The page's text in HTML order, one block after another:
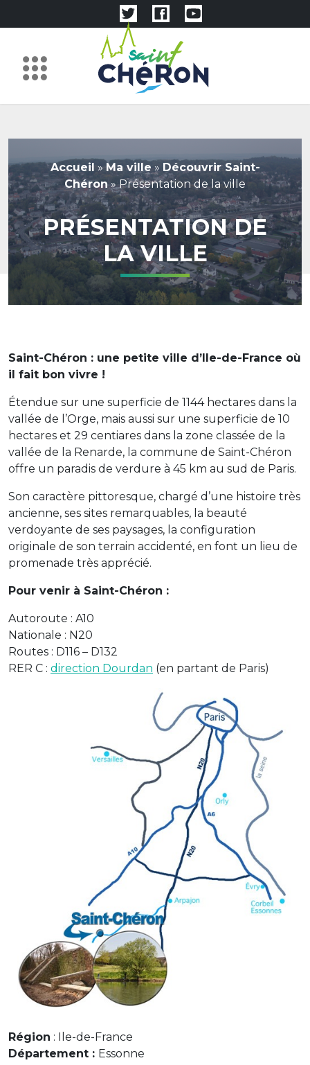
Accueil » Ma ville » Découvrir Saint-
Chéron»Présentation de la ville
PRÉSENTATION DE
LA VILLE
Saint-Chéron : une petite ville d’Ile-de-France où
il fait bon vivre !
Étendue sur une superficie de 1144 hectares dans la
vallée de l’Orge, mais aussi sur une superficie de 10
hectares et 29 centiares dans la zone classée de la
vallée de la Renarde, la commune de Saint-Chéron
offre un paradis de verdure à 45 km au sud de Paris.
Son caractère pittoresque, chargé d’une histoire très
ancienne, ses sites remarquables, la beauté
verdoyante de ses paysages, la configuration
originale de son terrain accidenté, en font un lieu de
promenade très apprécié.
Pour venir à Saint-Chéron :
Autoroute : A10
Nationale : N20
Routes : D116 – D132
RER C : direction Dourdan (en partant de Paris)
Région : Ile-de-France
Département : Essonne